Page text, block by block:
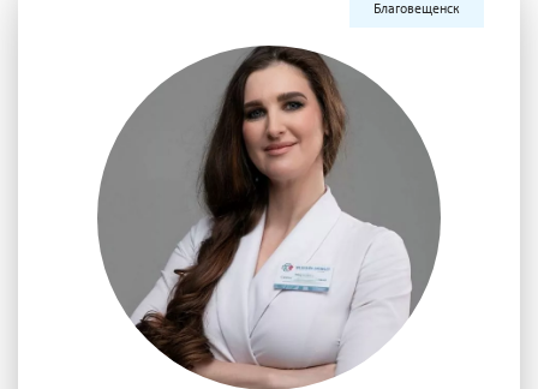
Благовещенск